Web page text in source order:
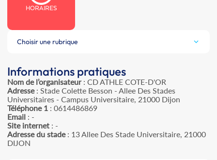
HORAIRES
Choisir une rubrique
Informations pratiques
Nom de l’organisateur: CD ATHLE COTE-D'OR
Adresse: Stade Colette Besson - Allee Des Stades
Universitaires - Campus Universitaire, 21000 Dijon
Téléphone 1 : 0614486869
Email : -
Site internet : -
Adresse du stade: 13 Allee Des Stade Universitaire, 21000
DIJON